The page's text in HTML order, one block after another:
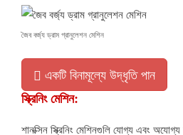
জৈব বর্জ্য ড্রাম গ্রানুলেশন মেশিন
একটি বিনামূল্যে উদ্ধৃতি পান
স্ক্রিনিং মেশিন:
শানক্সিন স্ক্রিনিং মেশিনগুলি যোগ্য এবং